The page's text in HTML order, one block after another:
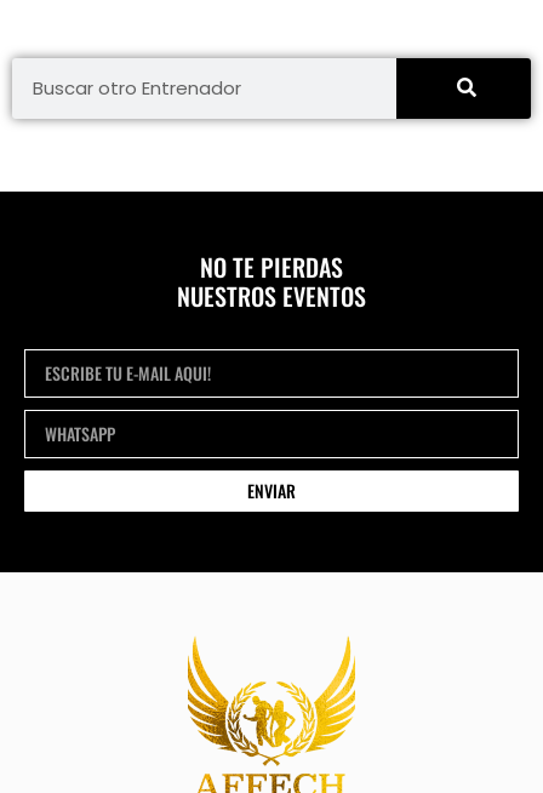
NO TE PIERDAS
NUESTROS EVENTOS
ENVIAR